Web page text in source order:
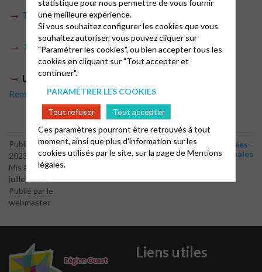
→ Télécharger le bulletin d’inscription
→ Télécharger le flyer.
→ Lire l’article paru sur ce site
Rembrandt et Rubens
Publié le 16 mai
2023
Mis à jour le 18
juillet 2023
Publié par le
webmaster
Actualités-Actualités archivées -
Actualités régionales
Liens utiles
statistique pour nous permettre de vous fournir
une meilleure expérience.
Si vous souhaitez configurer les cookies que vous
souhaitez autoriser, vous pouvez cliquer sur
"Paramétrer les cookies", ou bien accepter tous les
cookies en cliquant sur "Tout accepter et
continuer".
PARAMÉTRER LES COOKIES
Tout refuser
Tout accepter
Ces paramètres pourront être retrouvés à tout
moment, ainsi que plus d'information sur les
cookies utilisés par le site, sur la page deMentions
légales.